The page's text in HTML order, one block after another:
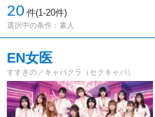
20 件(1-20件)
選択中の条件： 素人
EN女医
すすきの／キャバクラ（セクキャバ）